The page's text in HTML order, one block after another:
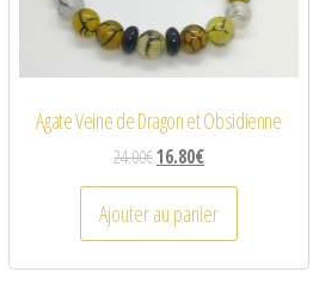
Agate Veine de Dragon et Obsidienne
24.00€16.80€
Ajouter au panier